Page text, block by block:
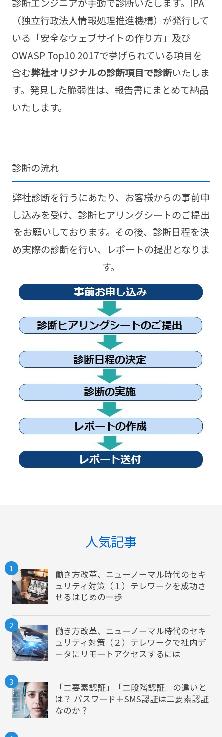
診断エンジニアが手動で診断いたします。IPA
（独立行政法人情報処理推進機構）が発行して
いる「安全なウェブサイトの作り方」及び
OWASP Top10 2017で挙げられている項目を
含む弊社オリジナルの診断項目で診断いたしま
す。発見した脆弱性は、報告書にまとめて納品
いたします。
診断の流れ
弊社診断を行うにあたり、お客様からの事前申
し込みを受け、診断ヒアリングシートのご提出
をお願いしております。その後、診断日程を決
め実際の診断を行い、レポートの提出となりま
す。
人気記事
1
働き方改革、ニューノーマル時代のセキ
ュリティ対策（１）テレワークを成功さ
せるはじめの一歩
2
働き方改革、ニューノーマル時代のセキ
ュリティ対策（２）テレワークで社内デ
ータにリモートアクセスするには
3
「二要素認証」「二段階認証」の違いと
は？ パスワード＋SMS認証は二要素認証
なのか？